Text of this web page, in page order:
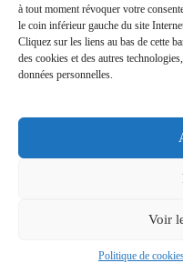
à tout moment révoquer votre
le coin inférieur gauche du site
Cliquez sur les liens au bas de cette
des cookies et des autres
données personnelles.
Voir
Politique de
Le groupe
Nos implantations
Recrutement
Norauto
VOUS AVEZ UNE QUESTION ?